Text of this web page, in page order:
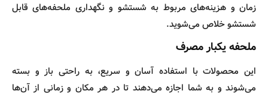
زمان و هزینه‌های مربوط به شستشو و نگهداری ملحفه‌های قابل
شستشو خلاص می‌شوید.
ملحفه یکبار مصرف
این محصولات با استفاده آسان و سریع، به راحتی باز و بسته
می‌شوند و به شما اجازه می‌دهند تا در هر مکان و زمانی از آن‌ها